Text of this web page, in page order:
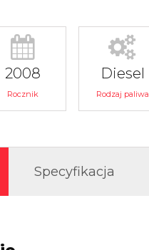
2008
Rocznik
Diesel
Rodzaj paliwa
Specyfikacja